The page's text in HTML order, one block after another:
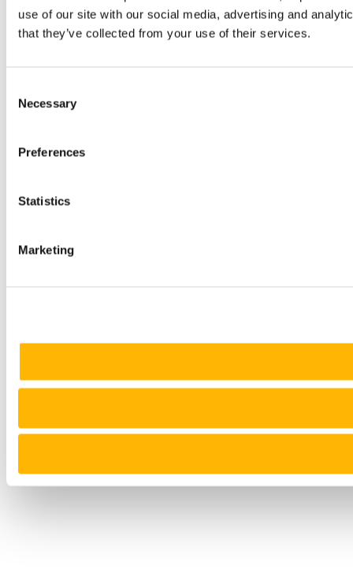
use of our site with our social media, advertising and
that they’ve collected from your use of their services.
Selection
Necessary
Preferences
Statistics
Marketing